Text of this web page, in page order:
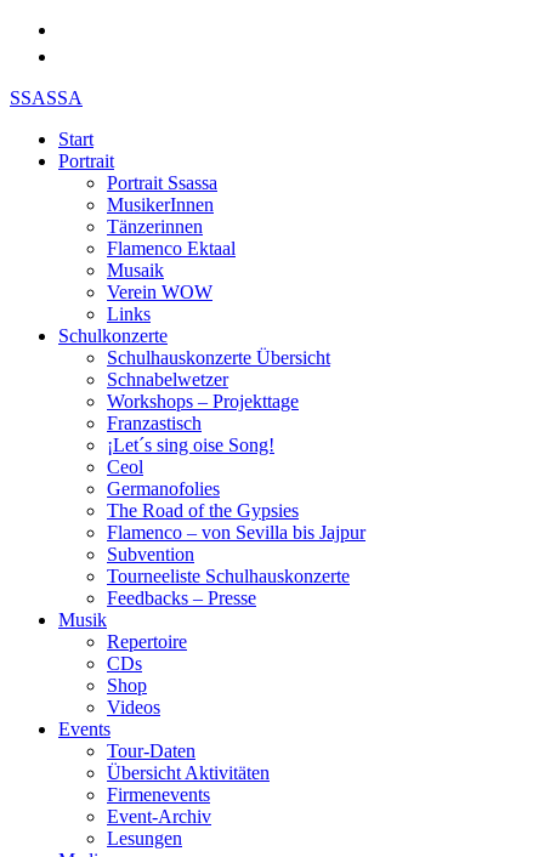
SSASSA
Start
Portrait
Portrait Ssassa
MusikerInnen
Tänzerinnen
Flamenco Ektaal
Musaik
Verein WOW
Links
Schulkonzerte
Schulhauskonzerte Übersicht
Schnabelwetzer
Workshops – Projekttage
Franzastisch
¡Let´s sing oise Song!
Ceol
Germanofolies
The Road of the Gypsies
Flamenco – von Sevilla bis Jajpur
Subvention
Tourneeliste Schulhauskonzerte
Feedbacks – Presse
Musik
Repertoire
CDs
Shop
Videos
Events
Tour-Daten
Übersicht Aktivitäten
Firmenevents
Event-Archiv
Lesungen